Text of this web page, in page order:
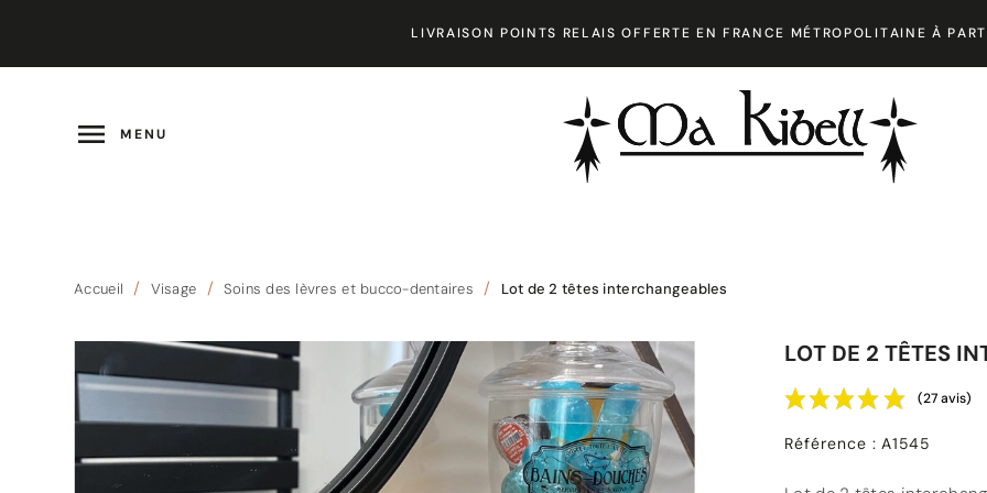
LIVRAISON POINTS RELAIS OFFERTE EN FRANCE MÉTROPOLITAINE À
 MENU
Accueil Visage Soins des lèvres et bucco-dentaires Lot de 2 têtes interchangeables
LOT DE 2 TÊTES
(27 avis)
Référence : A1545